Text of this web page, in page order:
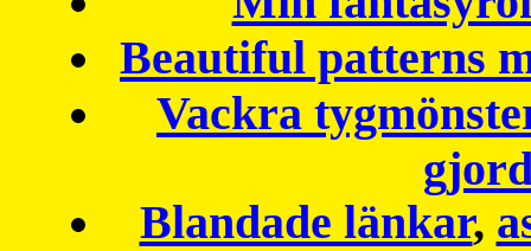
Beautiful patterns
Vackra
Blandade länkar,